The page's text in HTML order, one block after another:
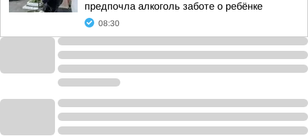
предпочла алкоголь заботе о ребёнке
08:30